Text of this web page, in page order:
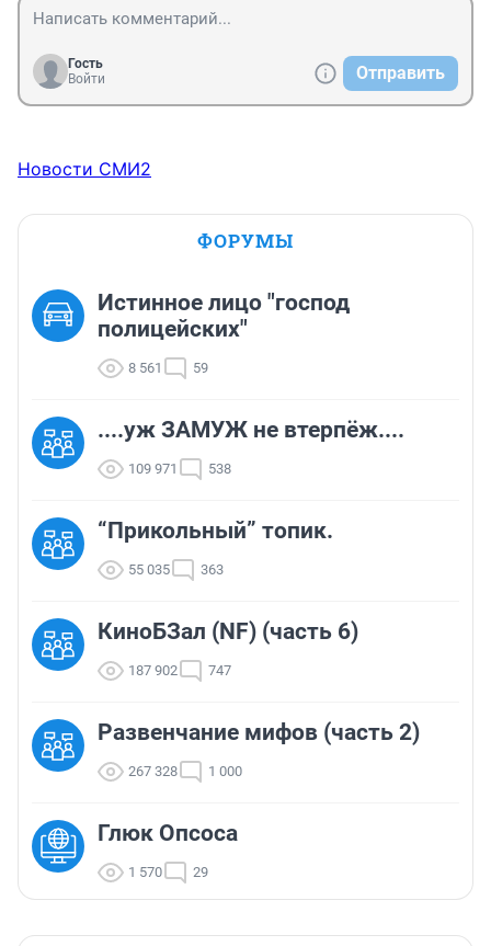
Гость
Войти
Отправить
Новости СМИ2
ФОРУМЫ
Истинное лицо "господ
полицейских"
8 561 59
....уж ЗАМУЖ не втерпёж....
109 971 538
“Прикольный” топик.
55 035 363
КиноБЗал (NF) (часть 6)
187 902 747
Развенчание мифов (часть 2)
267 328 1 000
Глюк Опсоса
1 570 29